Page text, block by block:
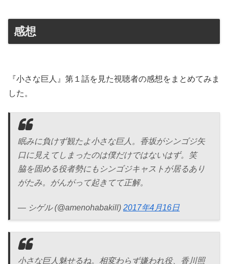
感想
『小さな巨人』第１話を見た視聴者の感想をまとめてみま
した。
眠みに負けず観たよ小さな巨人。香坂がシンゴジ矢
口に見えてしまったのは僕だけではないはず。笑
脇を固める役者勢にもシンゴジキャストが居るあり
がたみ。がんがって起きてて正解。
— シゲル (@amenohabakill) 2017年4月16日
小さな巨人魅せるね。相変わらず嫌われ役、香川照